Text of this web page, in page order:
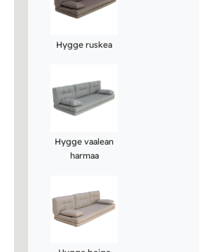
Hygge ruskea
Hygge vaalean
harmaa